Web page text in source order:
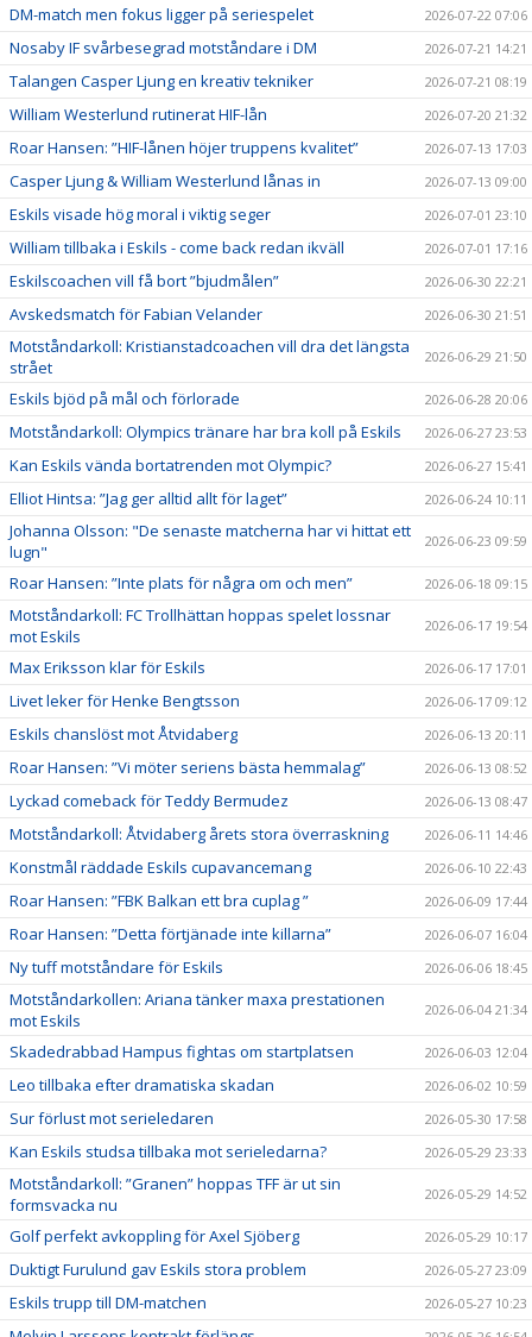
DM-match men fokus ligger på seriespelet 2026-07-22 07:06
Nosaby IF svårbesegrad motståndare i DM 2026-07-21 14:21
Talangen Casper Ljung en kreativ tekniker 2026-07-21 08:19
William Westerlund rutinerat HIF-lån 2026-07-20 21:32
Roar Hansen: ”HIF-lånen höjer truppens kvalitet” 2026-07-13 17:03
Casper Ljung & William Westerlund lånas in 2026-07-13 09:00
Eskils visade hög moral i viktig seger 2026-07-01 23:10
William tillbaka i Eskils - come back redan ikväll 2026-07-01 17:16
Eskilscoachen vill få bort ”bjudmålen” 2026-06-30 22:21
Avskedsmatch för Fabian Velander 2026-06-30 21:51
Motståndarkoll: Kristianstadcoachen vill dra det längsta
strået
2026-06-29 21:50
Eskils bjöd på mål och förlorade 2026-06-28 20:06
Motståndarkoll: Olympics tränare har bra koll på Eskils 2026-06-27 23:53
Kan Eskils vända bortatrenden mot Olympic? 2026-06-27 15:41
Elliot Hintsa: ”Jag ger alltid allt för laget” 2026-06-24 10:11
Johanna Olsson: "De senaste matcherna har vi hittat ett
lugn"
2026-06-23 09:59
Roar Hansen: ”Inte plats för några om och men” 2026-06-18 09:15
Motståndarkoll: FC Trollhättan hoppas spelet lossnar
mot Eskils
2026-06-17 19:54
Max Eriksson klar för Eskils 2026-06-17 17:01
Livet leker för Henke Bengtsson 2026-06-17 09:12
Eskils chanslöst mot Åtvidaberg 2026-06-13 20:11
Roar Hansen: ”Vi möter seriens bästa hemmalag” 2026-06-13 08:52
Lyckad comeback för Teddy Bermudez 2026-06-13 08:47
Motståndarkoll: Åtvidaberg årets stora överraskning 2026-06-11 14:46
Konstmål räddade Eskils cupavancemang 2026-06-10 22:43
Roar Hansen: ”FBK Balkan ett bra cuplag ” 2026-06-09 17:44
Roar Hansen: ”Detta förtjänade inte killarna” 2026-06-07 16:04
Ny tuff motståndare för Eskils 2026-06-06 18:45
Motståndarkollen: Ariana tänker maxa prestationen
mot Eskils
2026-06-04 21:34
Skadedrabbad Hampus fightas om startplatsen 2026-06-03 12:04
Leo tillbaka efter dramatiska skadan 2026-06-02 10:59
Sur förlust mot serieledaren 2026-05-30 17:58
Kan Eskils studsa tillbaka mot serieledarna? 2026-05-29 23:33
Motståndarkoll: ”Granen” hoppas TFF är ut sin
formsvacka nu
2026-05-29 14:52
Golf perfekt avkoppling för Axel Sjöberg 2026-05-29 10:17
Duktigt Furulund gav Eskils stora problem 2026-05-27 23:09
Eskils trupp till DM-matchen 2026-05-27 10:23